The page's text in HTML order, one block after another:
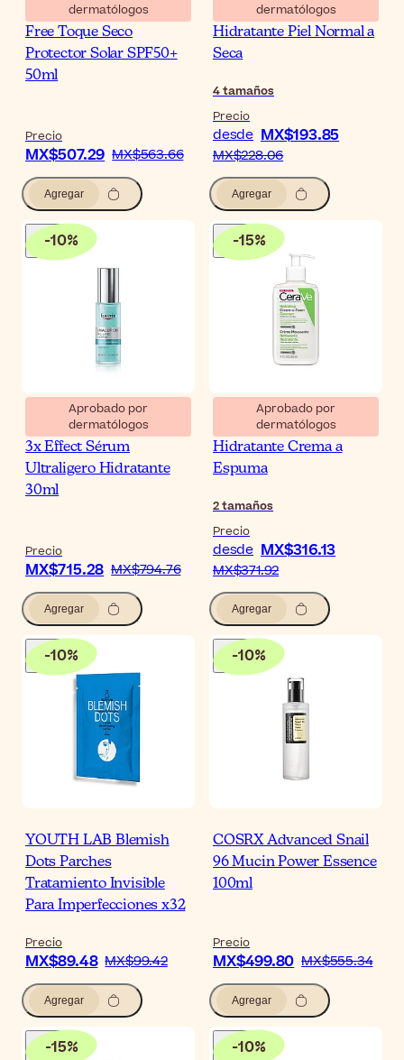
dermatólogos
Heliocare 360º Gel Oil-
Free Toque Seco
Protector Solar SPF50+
50ml
Precio
MX$507.29 MX$563.66
Agregar
dermatólogos
CeraVe Limpiador
Hidratante Piel Normal a
Seca
4tamaños
Precio
desde MX$193.85
MX$228.06
Agregar
-10%
Aprobado por
dermatólogos
Eucerin Hyaluron-Filler
3x Effect Sérum
Ultraligero Hidratante
30ml
Precio
MX$715.28 MX$794.76
Agregar
-15%
Aprobado por
dermatólogos
CeraVe Limpiador
Hidratante Crema a
Espuma
2tamaños
Precio
desde MX$316.13
MX$371.92
Agregar
-10%
YOUTH LAB Blemish
Dots Parches
Tratamiento Invisible
Para Imperfecciones x32
Precio
MX$89.48 MX$99.42
Agregar
-10%
COSRX Advanced Snail
96 Mucin Power Essence
100ml
Precio
MX$499.80 MX$555.34
Agregar
-15% -10%